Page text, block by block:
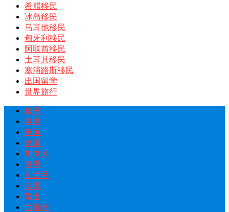
希腊移民
冰岛移民
马耳他移民
匈牙利移民
阿联酋移民
土耳其移民
塞浦路斯移民
出国留学
世界旅行
移民
美国
英国
德国
加拿大
澳洲
新西兰
法国
瑞士
西班牙